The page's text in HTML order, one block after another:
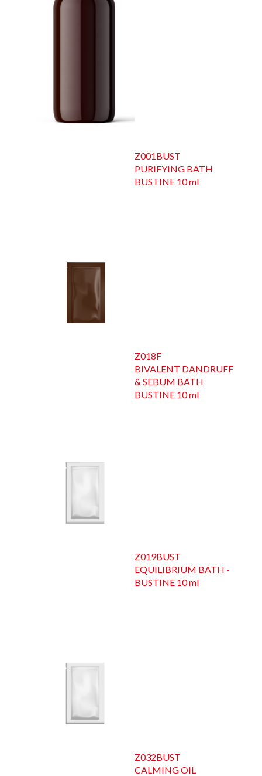
Z001BUST
PURIFYING BATH
BUSTINE 10 ml
Z018F
BIVALENT DANDRUFF
& SEBUM BATH
BUSTINE 10 ml
Z019BUST
EQUILIBRIUM BATH -
BUSTINE 10 ml
Z032BUST
CALMING OIL